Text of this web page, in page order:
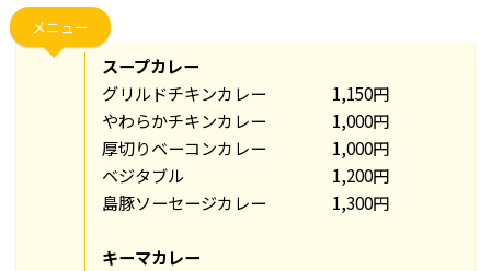
メニュー
スープカレー
グリルドチキンカレー 1,150円
やわらかチキンカレー 1,000円
厚切りベーコンカレー 1,000円
ベジタブル 1,200円
島豚ソーセージカレー 1,300円
キーマカレー